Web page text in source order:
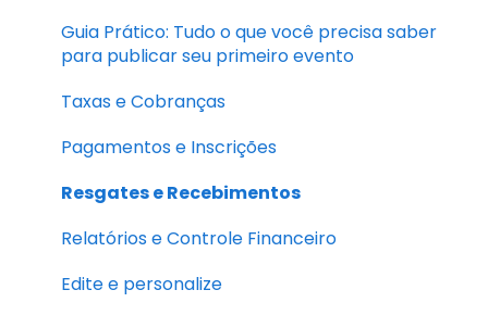
Guia Prático: Tudo o que você precisa saber
para publicar seu primeiro evento
Taxas e Cobranças
Pagamentos e Inscrições
Resgates e Recebimentos
Relatórios e Controle Financeiro
Edite e personalize